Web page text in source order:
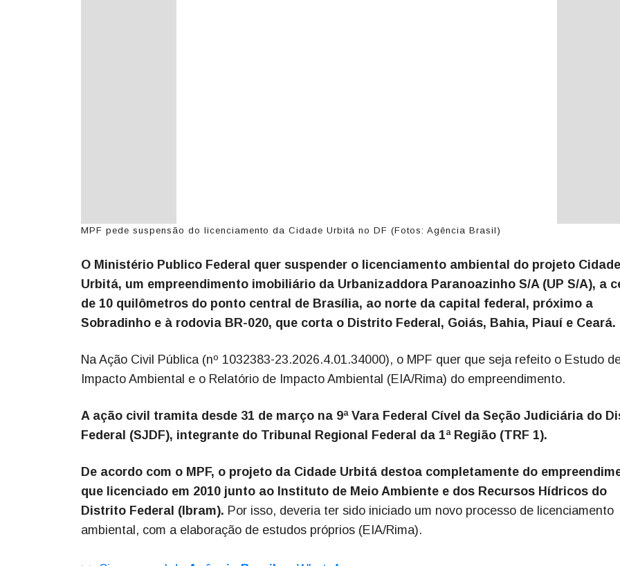
MPF pede suspensão do licenciamento da Cidade Urbitá no DF (Fotos: Agência Brasil)
O Ministério Publico Federal quer suspender o licenciamento ambiental do projeto Cidade
Urbitá, um empreendimento imobiliário da Urbanizaddora Paranoazinho S/A (UP S/A), a
de 10 quilômetros do ponto central de Brasília, ao norte da capital federal, próximo a
Sobradinho e à rodovia BR-020, que corta o Distrito Federal, Goiás, Bahia, Piauí e Ceará.
Na Ação Civil Pública (nº 1032383-23.2026.4.01.34000), o MPF quer que seja refeito o Estudo
Impacto Ambiental e o Relatório de Impacto Ambiental (EIA/Rima) do empreendimento.
A ação civil tramita desde 31 de março na 9ª Vara Federal Cível da Seção Judiciária do
Federal (SJDF), integrante do Tribunal Regional Federal da 1ª Região (TRF 1).
De acordo com o MPF, o projeto da Cidade Urbitá destoa completamente do
que licenciado em 2010 junto ao Instituto de Meio Ambiente e dos Recursos Hídricos do
Distrito Federal (Ibram). Por isso, deveria ter sido iniciado um novo processo de licenciamento
ambiental, com a elaboração de estudos próprios (EIA/Rima).